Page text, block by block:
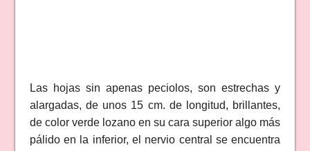
Las hojas sin apenas peciolos, son estrechas y
alargadas, de unos 15 cm. de longitud, brillantes,
de color verde lozano en su cara superior algo más
pálido en la inferior, el nervio central se encuentra